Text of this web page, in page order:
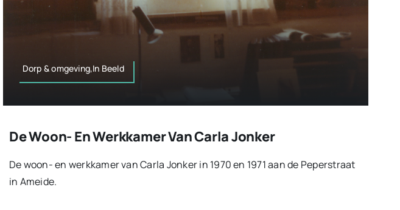
Dorp & omgeving,In Beeld
De Woon- En Werkkamer Van Carla Jonker
De woon- en werkkamer van Carla Jonker in 1970 en 1971 aan de Peperstraat
in Ameide.